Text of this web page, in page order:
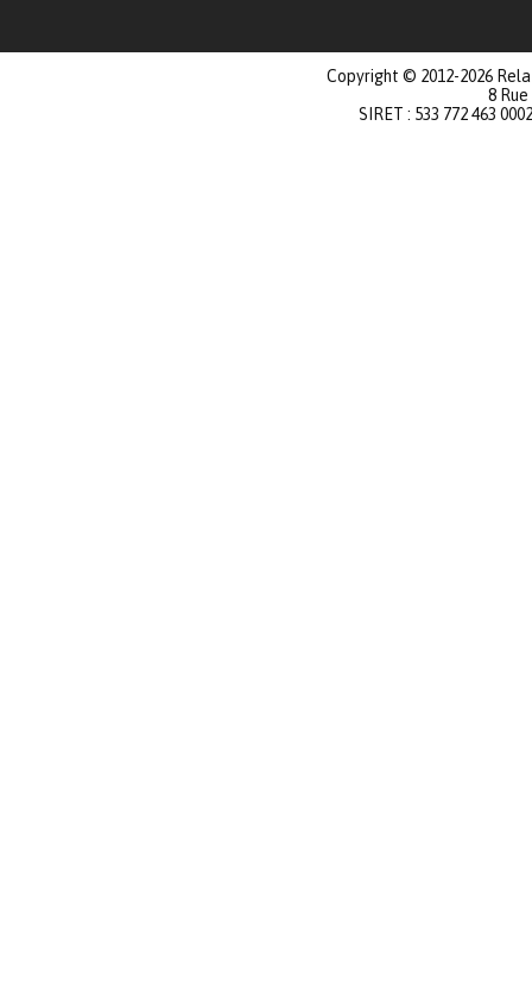
Copyright © 2012-2026
8
SIRET : 533 772 463